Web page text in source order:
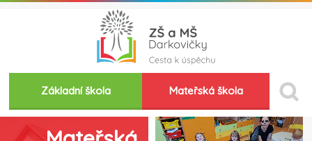
Základní škola Mateřská škola